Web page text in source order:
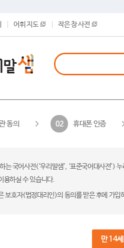
어휘 지도 작은 창 사전
동의 02 휴대폰 인증
는 국어사전(‘우리말샘’, ‘표준국어대사전’)
용하실 수 있습니다.
보호자(법정대리인)의 동의를 받은 후에 가입
만 14